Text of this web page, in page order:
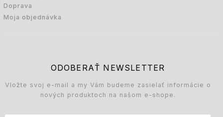
Doprava
Moja objednávka
ODOBERAŤ NEWSLETTER
Vložte svoj e-mail a my Vám budeme zasielať informácie o
nových produktoch na našom e-shope.